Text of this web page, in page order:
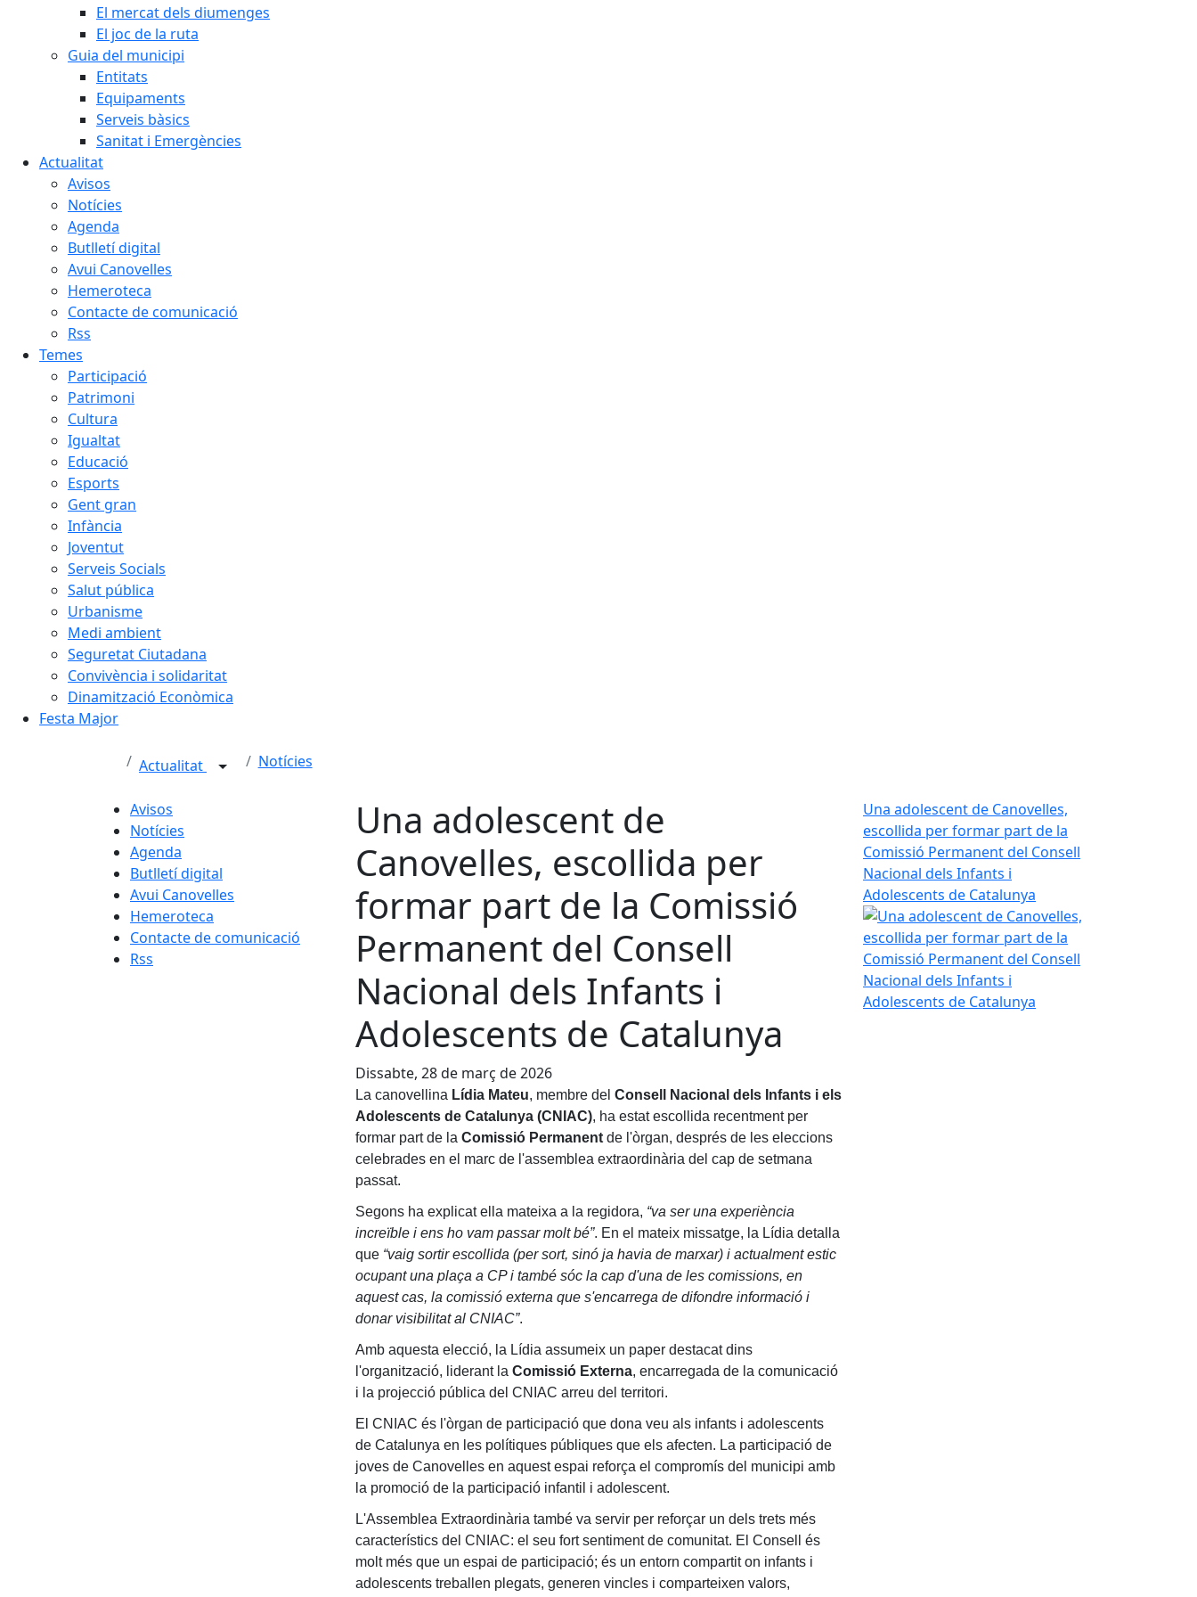
El mercat dels diumenges
El joc de la ruta
Guia del municipi
Entitats
Equipaments
Serveis bàsics
Sanitat i Emergències
Actualitat
Avisos
Notícies
Agenda
Butlletí digital
Avui Canovelles
Hemeroteca
Contacte de comunicació
Rss
Temes
Participació
Patrimoni
Cultura
Igualtat
Educació
Esports
Gent gran
Infància
Joventut
Serveis Socials
Salut pública
Urbanisme
Medi ambient
Seguretat Ciutadana
Convivència i solidaritat
Dinamització Econòmica
Festa Major
Actualitat Notícies
Avisos
Notícies
Agenda
Butlletí digital
Avui Canovelles
Hemeroteca
Contacte de comunicació
Rss
Una adolescent de
Canovelles, escollida per
formar part de la Comissió
Permanent del Consell
Nacional dels Infants i
Adolescents de Catalunya
Dissabte, 28 de març de 2026
La canovellina Lídia Mateu, membre del Consell Nacional dels Infants i els
Adolescents de Catalunya (CNIAC), ha estat escollida recentment per
formar part de la Comissió Permanent de l'òrgan, després de les eleccions
celebrades en el marc de l'assemblea extraordinària del cap de setmana
passat.
Segons ha explicat ella mateixa a la regidora, “va ser una experiència
increïble i ens ho vam passar molt bé”. En el mateix missatge, la Lídia detalla
que “vaig sortir escollida (per sort, sinó ja havia de marxar) i actualment estic
ocupant una plaça a CP i també sóc la cap d'una de les comissions, en
aquest cas, la comissió externa que s'encarrega de difondre informació i
donar visibilitat al CNIAC”.
Amb aquesta elecció, la Lídia assumeix un paper destacat dins
l'organització, liderant la Comissió Externa, encarregada de la comunicació
i la projecció pública del CNIAC arreu del territori.
El CNIAC és l'òrgan de participació que dona veu als infants i adolescents
de Catalunya en les polítiques públiques que els afecten. La participació de
joves de Canovelles en aquest espai reforça el compromís del municipi amb
la promoció de la participació infantil i adolescent.
L'Assemblea Extraordinària també va servir per reforçar un dels trets més
característics del CNIAC: el seu fort sentiment de comunitat. El Consell és
molt més que un espai de participació; és un entorn compartit on infants i
adolescents treballen plegats, generen vincles i comparteixen valors,
Una adolescent de Canovelles,
escollida per formar part de la
Comissió Permanent del Consell
Nacional dels Infants i
Adolescents de Catalunya